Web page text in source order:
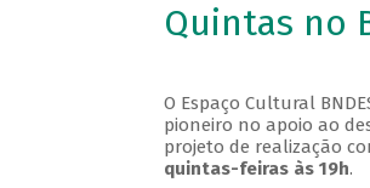
Quintas no
O Espaço Cultural
pioneiro no apoio ao
projeto de realização
quintas-feiras às 19h.